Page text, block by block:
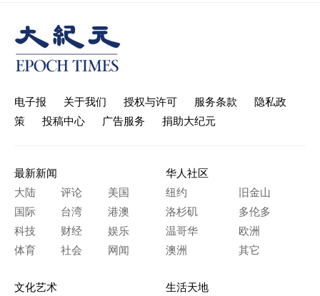
电子报 关于我们 授权与许可 服务条款
隐私政
策
投稿中心 广告服务 捐助大纪元
最新新闻
大陆
评论
美国
国际
台湾
港澳
科技
财经
娱乐
体育
社会 网闻
华人社区
纽约
旧金山
洛杉矶
多伦多
温哥华
欧洲
澳洲
其它
文化艺术
生活天地